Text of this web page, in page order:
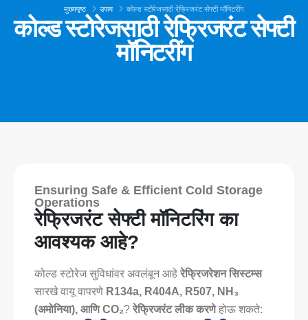
मुख्यपृष्ठ उपाय कोल्ड स्टोरेजसाठी रेफ्रिजरंट सेफ्टी मॉनिटरींग
कोल्ड स्टोरेजसाठी रेफ्रिजरंट सेफ्टी
मॉनिटरींग
Ensuring Safe & Efficient Cold Storage
Operations
रेफ्रिजरंट सेफ्टी मॉनिटरिंग का
आवश्यक आहे?
कोल्ड स्टोरेज सुविधांवर अवलंबून आहे रेफ्रिजरेशन सिस्टम्स
सारखे वायू वापरणे R134a, R404A, R507, NH₃
(अमोनिया), आणि CO₂? रेफ्रिजरंट लीक करणेहोऊ शकते: